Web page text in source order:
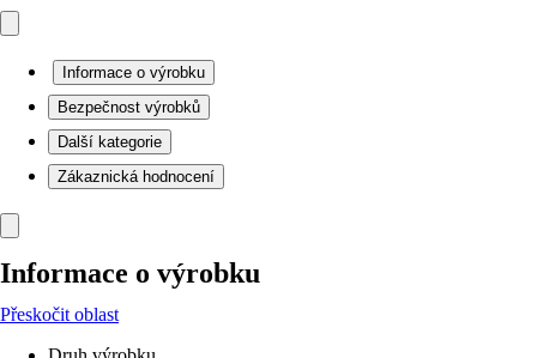
Informace o výrobku
Bezpečnost výrobků
Další kategorie
Zákaznická hodnocení
Informace o výrobku
Přeskočit oblast